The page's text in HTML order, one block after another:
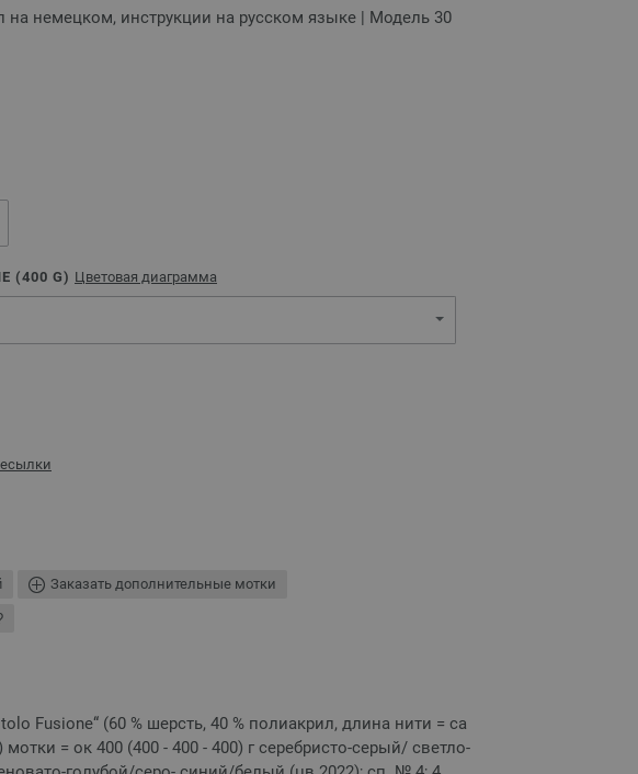
на немецком, инструкции на русском языке | Модель 30
(400 G) Цветовая диаграмма
Заказать дополнительные мотки
Fusione“ (60 % шерсть, 40 % полиакрил, длина нити = ca
мотки = ок 400 (400 - 400 - 400) г серебристо-серый/ светло-